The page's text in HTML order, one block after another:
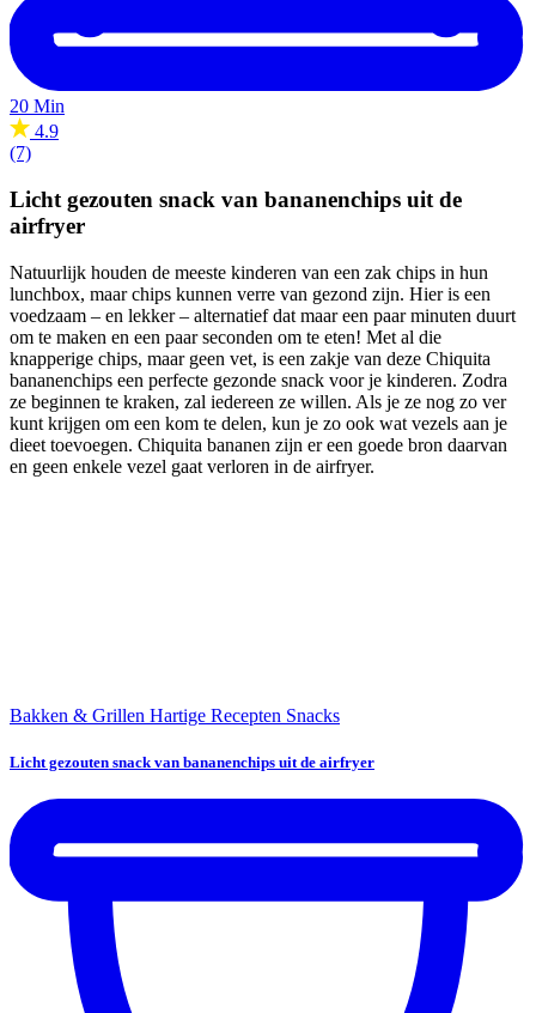
20 Min
4.9
(7)
Licht gezouten snack van bananenchips uit de
airfryer
Natuurlijk houden de meeste kinderen van een zak chips in hun
lunchbox, maar chips kunnen verre van gezond zijn. Hier is een
voedzaam – en lekker – alternatief dat maar een paar minuten duurt
om te maken en een paar seconden om te eten! Met al die
knapperige chips, maar geen vet, is een zakje van deze Chiquita
bananenchips een perfecte gezonde snack voor je kinderen. Zodra
ze beginnen te kraken, zal iedereen ze willen. Als je ze nog zo ver
kunt krijgen om een kom te delen, kun je zo ook wat vezels aan je
dieet toevoegen. Chiquita bananen zijn er een goede bron daarvan
en geen enkele vezel gaat verloren in de airfryer.
Bakken & Grillen Hartige Recepten Snacks
Licht gezouten snack van bananenchips uit de airfryer